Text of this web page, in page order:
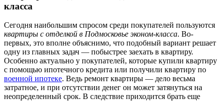
класса
Сегодня наибольшим спросом среди покупателей пользуются
квартиры с отделкой в Подмосковье эконом-класса. Во-
первых, это вполне объяснимо, что подобный вариант решает
одну из главных задач — побыстрее заехать в квартиру.
Особенно актуально у покупателей, которые купили квартиру
с помощью ипотечного кредита или получили квартиру по
военной ипотеке. Ведь ремонт квартиры — дело весьма
затратное, и при отсутствии денег он может затянуться на
неопределенный срок. В следствие приходится брать еще